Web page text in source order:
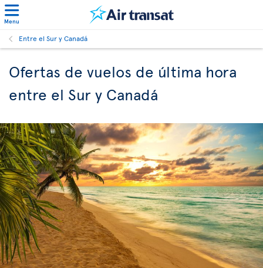
Menu
Entre el Sur y Canadá
Ofertas de vuelos de última hora
entre el Sur y Canadá